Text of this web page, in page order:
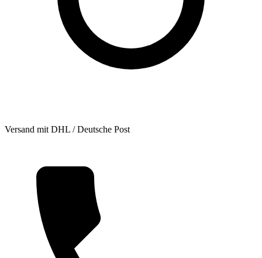
Versand mit DHL / Deutsche Post